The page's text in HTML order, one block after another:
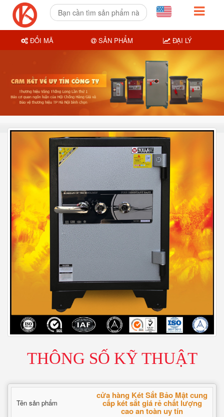
THÔNG SỐ KỸ THUẬT
Tên sản phẩm
cửa hàng Két Sắt Bảo Mật cung
cấp két sắt giá rẻ chất lượng
cao an toàn uy tín
ĐỔI MÃ SẢN PHẨM ĐẠI LÝ